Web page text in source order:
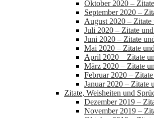
Oktober 2020 –
September 2020 –
August 2020 –
Juli 2020 – Zitate
Juni 2020 – Zitate
Mai 2020 – Zitate
April 2020 – Zitate
März 2020 – Zitate
Februar 2020 –
Januar 2020 – Zitate
Zitate, Weisheiten und
Dezember 2019 –
November 2019 –